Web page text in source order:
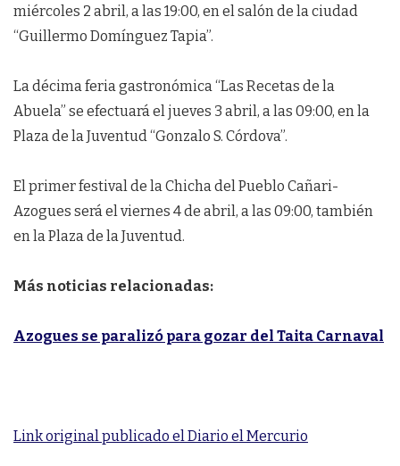
miércoles 2 abril, a las 19:00, en el salón de la ciudad
“Guillermo Domínguez Tapia”.
La décima feria gastronómica “Las Recetas de la
Abuela” se efectuará el jueves 3 abril, a las 09:00, en la
Plaza de la Juventud “Gonzalo S. Córdova”.
El primer festival de la Chicha del Pueblo Cañari-
Azogues será el viernes 4 de abril, a las 09:00, también
en la Plaza de la Juventud.
Más noticias relacionadas:
Azogues se paralizó para gozar del Taita Carnaval
Link original publicado el Diario el Mercurio